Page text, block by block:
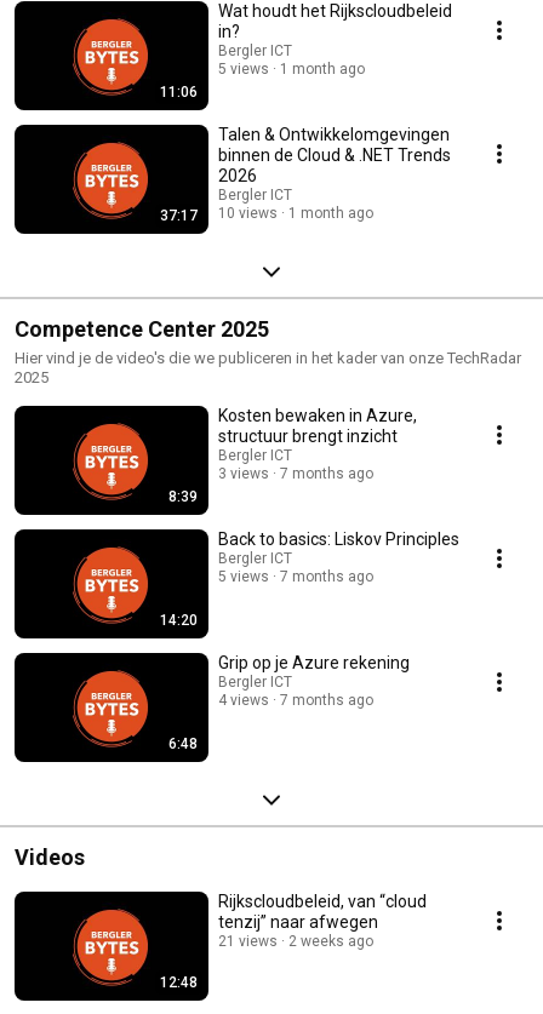
11:06
Wat houdt het Rijkscloudbeleid
in?
Bergler ICT
5 views
1 month ago
37:17
Talen & Ontwikkelomgevingen
binnen de Cloud & .NET Trends
2026
Bergler ICT
10 views
1 month ago
Competence Center 2025
Hier vind je de video's die we publiceren in het kader van onze TechRadar
2025
8:39
Kosten bewaken in Azure,
structuur brengt inzicht
Bergler ICT
3 views
7 months ago
14:20
Back to basics: Liskov Principles
Bergler ICT
5 views
7 months ago
6:48
Grip op je Azure rekening
Bergler ICT
4 views
7 months ago
Videos
12:48
Rijkscloudbeleid, van “cloud
tenzij” naar afwegen
21 views 2 weeks ago